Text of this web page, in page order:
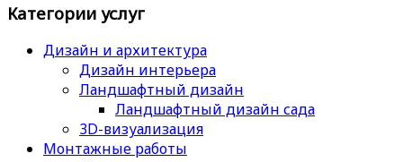
Категории услуг
Дизайн и архитектура
Дизайн интерьера
Ландшафтный дизайн
Ландшафтный дизайн сада
3D-визуализация
Монтажные работы